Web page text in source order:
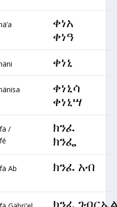
ቀነአ
ቀነዓ
ቀነኒ
ቀነኒሳ
ቀነኒሣ
/
ክንፈ
ክንፌ
Ab ክንፈ አብ
ክንፈ